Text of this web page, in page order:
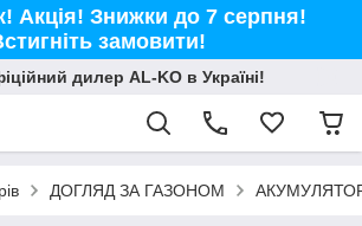
Акція! Знижки до 7 серпня!
замовити!
дилер AL-KO в Україні!
ДОГЛЯД ЗА ГАЗОНОМ